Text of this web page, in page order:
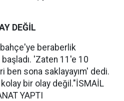
DEĞİL
beraberlik
'Zaten 11'e 10
ben sona saklayayım' dedi.
bir olay değil."İSMAİL
YAPTI